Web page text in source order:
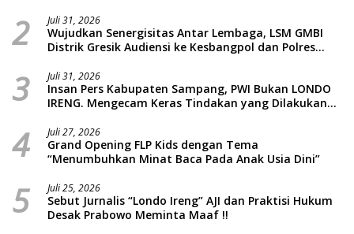
2 Juli 31, 2026
Wujudkan Senergisitas Antar Lembaga, LSM GMBI
Distrik Gresik Audiensi ke Kesbangpol dan Polres
Piatu
3 Juli 31, 2026
Insan Pers Kabupaten Sampang, PWI Bukan LONDO
IRENG. Mengecam Keras Tindakan yang Dilakukan
4 Juli 27, 2026
Grand Opening FLP Kids dengan Tema
“Menumbuhkan Minat Baca Pada Anak Usia Dini”
5 Juli 25, 2026
Sebut Jurnalis “Londo Ireng” AJI dan Praktisi Hukum
Desak Prabowo Meminta Maaf !!